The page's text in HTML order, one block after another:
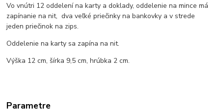
Vo vnútri 12 oddelení na karty a doklady, oddelenie na mince má
zapínanie na nit, dva veľké priečinky na bankovky a v strede
jeden priečinok na zips.
Oddelenie na karty sa zapína na nit.
Výška 12 cm, šírka 9,5 cm, hrúbka 2 cm.
Parametre